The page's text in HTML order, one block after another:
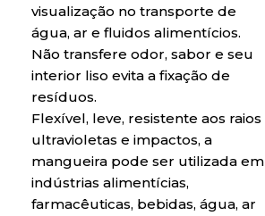
visualização no transporte de
água, ar e fluidos alimentícios.
Não transfere odor, sabor e seu
interior liso evita a fixação de
resíduos.
Flexível, leve, resistente aos raios
ultravioletas e impactos, a
mangueira pode ser utilizada em
indústrias alimentícias,
farmacêuticas, bebidas, água, ar